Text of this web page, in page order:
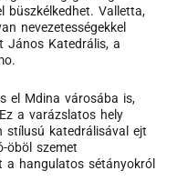
büszkélkedhet. Valletta,
nevezetességekkel
János Katedrális, a
el Mdina városába is,
a varázslatos hely
stílusú katedrálisával ejt
öböl szemet
a hangulatos sétányokról